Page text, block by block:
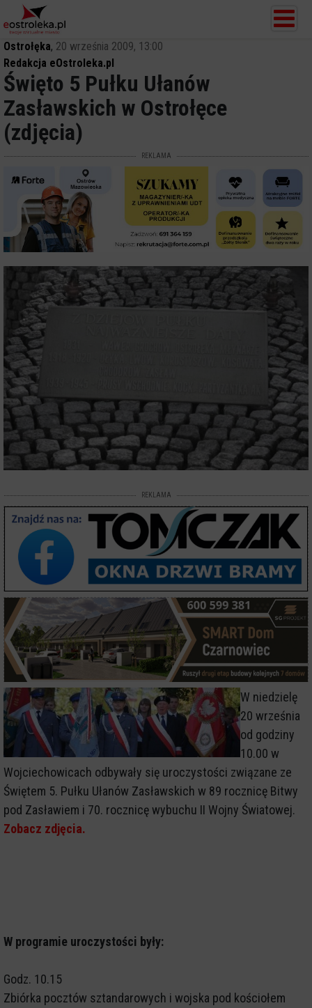
Ostrołęka, 20 września 2009, 13:00
Redakcja eOstroleka.pl
Święto 5 Pułku Ułanów
Zasławskich w Ostrołęce
(zdjęcia)
REKLAMA
REKLAMA
W niedzielę
20 września
od godziny
10.00 w
Wojciechowicach odbywały się uroczystości związane ze
Świętem 5. Pułku Ułanów Zasławskich w 89 rocznicę Bitwy
pod Zasławiem i 70. rocznicę wybuchu II Wojny Światowej.
Zobacz zdjęcia.
W programie uroczystości były:
Godz. 10.15
Zbiórka pocztów sztandarowych i wojska pod kościołem